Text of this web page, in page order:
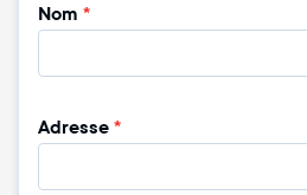
Nom *
Adresse*